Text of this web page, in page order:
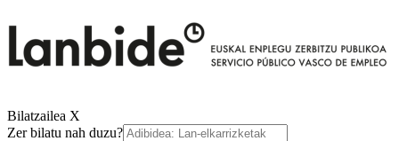
Bilatzailea X
Zer bilatu nah duzu?